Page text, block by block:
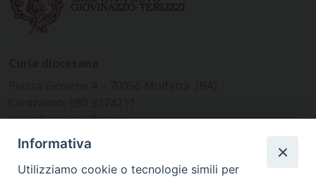
www.diocesimolfetta.it –
diocesimolfetta@pec.chiesacattolica.it
Informativa
Utilizziamo cookie o tecnologie simili per